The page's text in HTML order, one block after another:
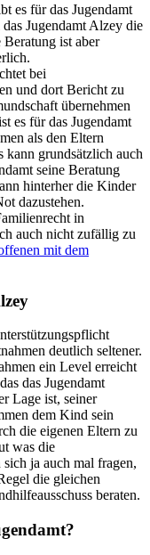
es für das Jugendamt
Jugendamt Alzey die
ist aber
bei
und dort Bericht zu
übernehmen
es für das Jugendamt
als den Eltern
kann grundsätzlich auch
seine Beratung
hinterher die Kinder
dazustehen.
in
auch nicht zufällig zu
mit dem
deutlich seltener.
ein Level erreicht
das Jugendamt
Lage ist, seiner
dem Kind sein
die eigenen Eltern zu
was die
ja auch mal fragen,
die gleichen
beraten.